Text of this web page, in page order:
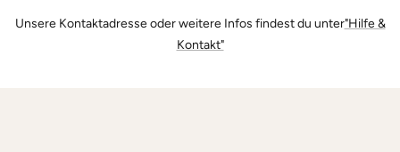
Unsere Kontaktadresse oder weitere Infos findest du unter"Hilfe &
Kontakt"